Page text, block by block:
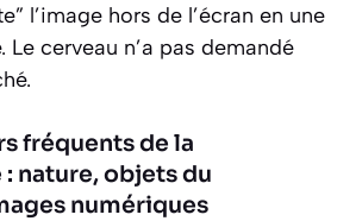
l’image hors de l’écran en une
cerveau n’a pas demandé
fréquents de la
nature, objets du
numériques